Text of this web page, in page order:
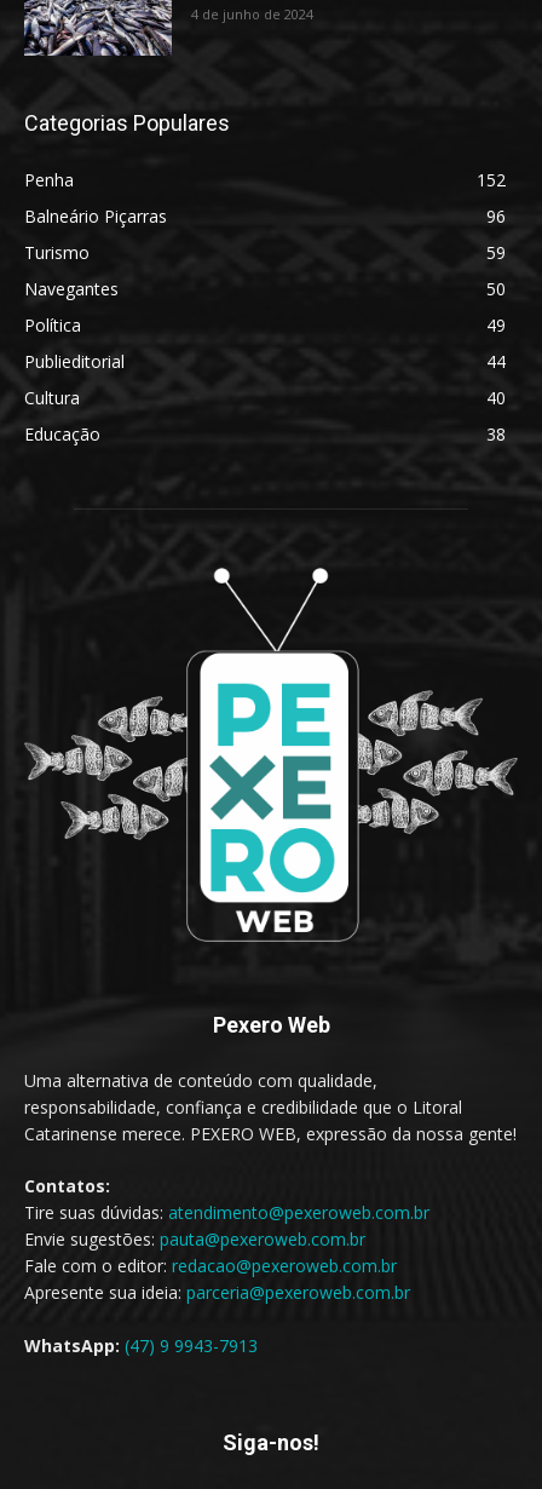
4 de junho de 2024
Categorias Populares
Penha
152
Balneário Piçarras
96
Turismo
59
Navegantes
50
Política
49
Publieditorial
44
Cultura
40
Educação
38
Pexero Web
Uma alternativa de conteúdo com qualidade,
responsabilidade, confiança e credibilidade que o Litoral
Catarinense merece. PEXERO WEB, expressão da nossa gente!
Contatos:
Tire suas dúvidas: atendimento@pexeroweb.com.br
Envie sugestões: pauta@pexeroweb.com.br
Fale com o editor: redacao@pexeroweb.com.br
Apresente sua ideia: parceria@pexeroweb.com.br
WhatsApp: (47) 9 9943-7913
Siga-nos!